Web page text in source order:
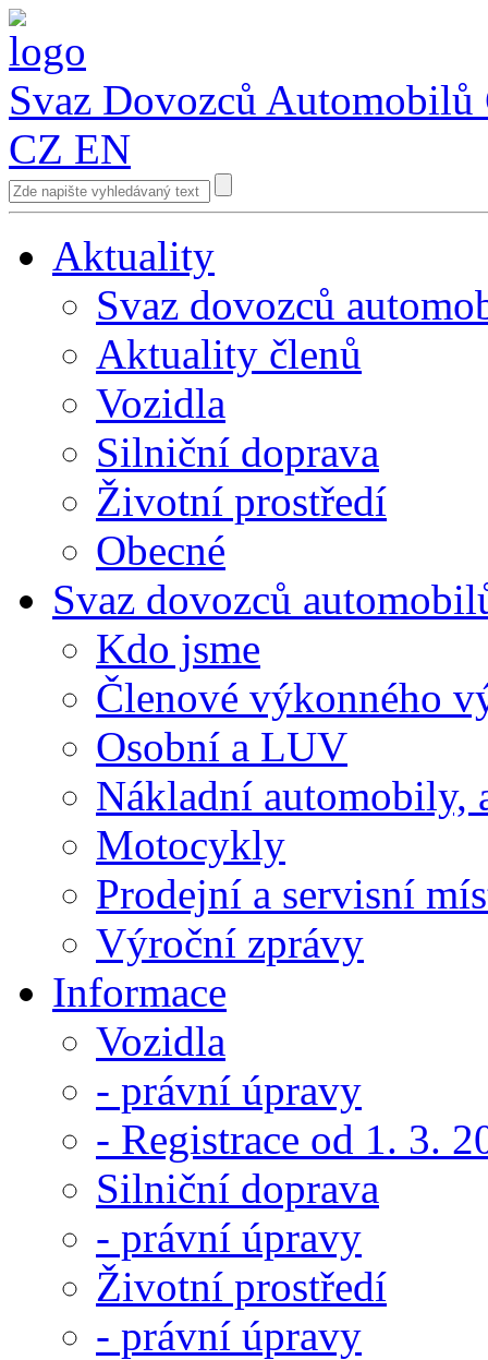
Svaz Dovozců Automobilů
CZ EN
Aktuality
Svaz dovozců
Aktuality členů
Vozidla
Silniční doprava
Životní prostředí
Obecné
Svaz dovozců
Kdo jsme
Členové výkonného
Osobní a LUV
Nákladní automobily,
Motocykly
Prodejní a servisní
Výroční zprávy
Informace
Vozidla
- právní úpravy
- Registrace od 1. 3.
Silniční doprava
- právní úpravy
Životní prostředí
- právní úpravy